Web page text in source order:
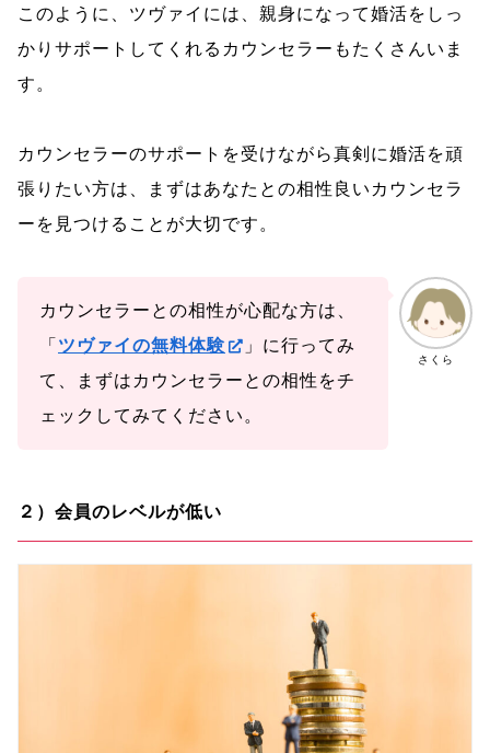
このように、ツヴァイには、親身になって婚活をしっ
かりサポートしてくれるカウンセラーもたくさんいま
す。
カウンセラーのサポートを受けながら真剣に婚活を頑
張りたい方は、まずはあなたとの相性良いカウンセラ
ーを見つけることが大切です。
さくら
カウンセラーとの相性が心配な方は、
「 ツヴァイの無料体験
」に行ってみ
て、まずはカウンセラーとの相性をチ
ェックしてみてください。
２）会員のレベルが低い